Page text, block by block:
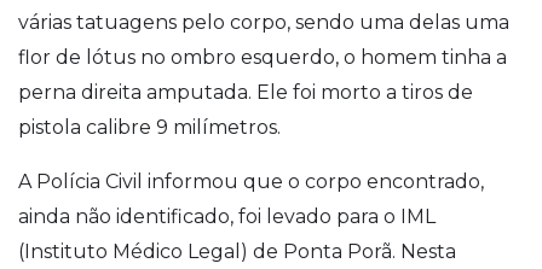
várias tatuagens pelo corpo, sendo uma delas uma
flor de lótus no ombro esquerdo, o homem tinha a
perna direita amputada. Ele foi morto a tiros de
pistola calibre 9 milímetros.
A Polícia Civil informou que o corpo encontrado,
ainda não identificado, foi levado para o IML
(Instituto Médico Legal) de Ponta Porã. Nesta